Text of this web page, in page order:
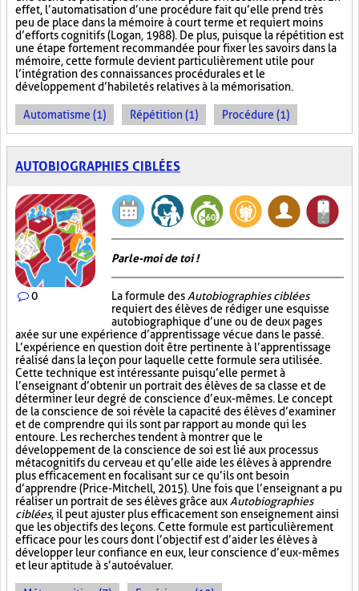
effet, l’automatisation d’une procédure fait qu’elle prend très
peu de place dans la mémoire à court terme et requiert moins
d’efforts cognitifs (Logan, 1988). De plus, puisque la répétition est
une étape fortement recommandée pour fixer les savoirs dans la
mémoire, cette formule devient particulièrement utile pour
l’intégration des connaissances procédurales et le
développement d’habiletés relatives à la mémorisation.
Automatisme (1) Répétition (1) Procédure (1)
AUTOBIOGRAPHIES CIBLÉES
0
Parle-moi de toi !
La formule des Autobiographies ciblées
requiert des élèves de rédiger une esquisse
autobiographique d’une ou de deux pages
axée sur une expérience d’apprentissage vécue dans le passé.
L’expérience en question doit être pertinente à l’apprentissage
réalisé dans la leçon pour laquelle cette formule sera utilisée.
Cette technique est intéressante puisqu’elle permet à
l’enseignant d’obtenir un portrait des élèves de sa classe et de
déterminer leur degré de conscience d’eux-mêmes. Le concept
de la conscience de soi révèle la capacité des élèves d’examiner
et de comprendre qui ils sont par rapport au monde qui les
entoure. Les recherches tendent à montrer que le
développement de la conscience de soi est lié aux processus
métacognitifs du cerveau et qu’elle aide les élèves à apprendre
plus efficacement en focalisant sur ce qu’ils ont besoin
d’apprendre (Price-Mitchell, 2015). Une fois que l’enseignant a pu
réaliser un portrait de ses élèves grâce aux Autobiographies
ciblées, il peut ajuster plus efficacement son enseignement ainsi
que les objectifs des leçons. Cette formule est particulièrement
efficace pour les cours dont l’objectif est d’aider les élèves à
développer leur confiance en eux, leur conscience d’eux-mêmes
et leur aptitude à s’autoévaluer.